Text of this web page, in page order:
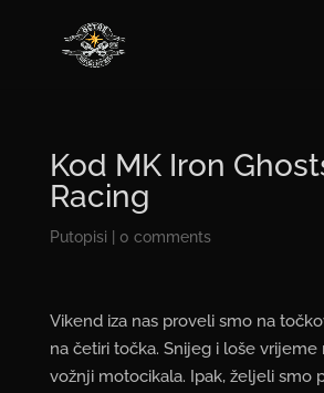
Kod MK Iron
Racing
Putopisi 0 comments
Vikend iza nas proveli smo na
na četiri točka. Snijeg i loše
vožnji motocikala. Ipak, željeli smo